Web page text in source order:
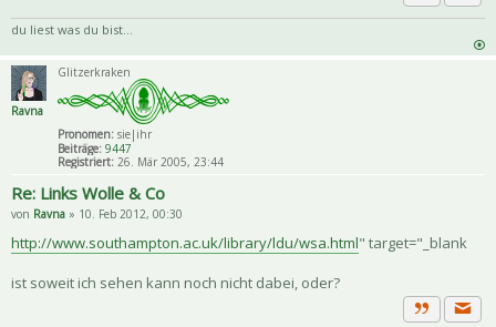
Zitat
du liest was du bist...
Ravna
Glitzerkraken
Pronomen: sie|ihr
Beiträge: 9447
Registriert: 26. Mär 2005, 23:44
Re: Links Wolle & Co
von Ravna » 10. Feb 2012, 00:30
http://www.southampton.ac.uk/library/ldu/wsa.html" target="_blank
ist soweit ich sehen kann noch nicht dabei, oder?